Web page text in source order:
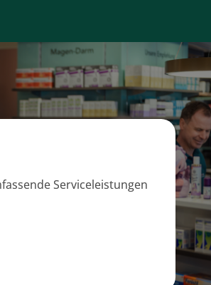
Serviceleistungen